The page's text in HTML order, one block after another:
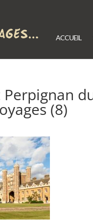
ACCUEIL
(8)